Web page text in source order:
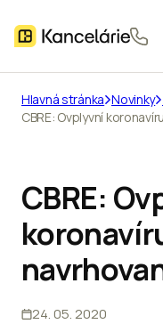
Hlavná stránka Novinky
CBRE: Ovplyvní
CBRE:
24. 05. 2020